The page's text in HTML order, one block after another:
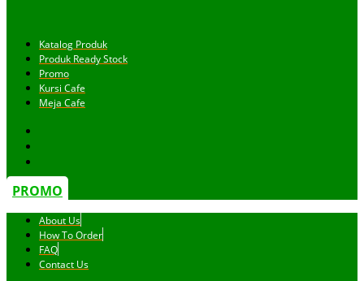
Katalog Produk
Produk Ready Stock
Promo
Kursi Cafe
Meja Cafe
PROMO
About Us
How To Order
FAQ
Contact Us